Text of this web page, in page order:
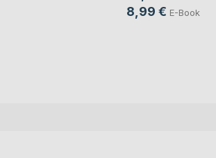
8,99 € E-Book